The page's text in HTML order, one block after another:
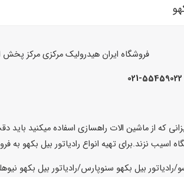
فروشگاه ایران هیدرولیک مرکزی مرکز
که از ماشین الات راهسازی اسفاده میکنید باید
اسیب نزند.برای تهیه انواع رادیاتور بیل بکهو به
رادیاتور بیل بکهو سنوپارس/رادیاتور بیل بکهو